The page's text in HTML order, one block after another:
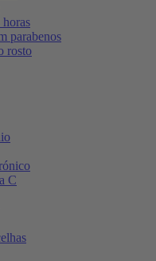
parabenos
rosto
C